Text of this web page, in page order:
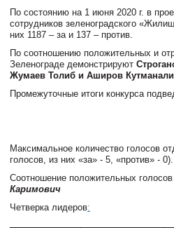
По состоянию на 1 июня 2020 г. в
сотрудников зеленоградского
них 1187 – за и 137 – против.
По соотношению положительных и
Зеленограде демонстрируют
Жумаев Толиб и Аширов Кутманали
Промежуточные итоги конкурса
Максимальное количество голосов
голосов, из них «за» - 5, «против» - 0).
Соотношение положительных
Каримович
Четверка лидеров: